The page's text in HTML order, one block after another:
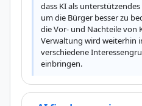
dass KI als
um die Bürger besser zu
die Vor- und Nachteile von
Verwaltung wird weiterhin
verschiedene
einbringen.